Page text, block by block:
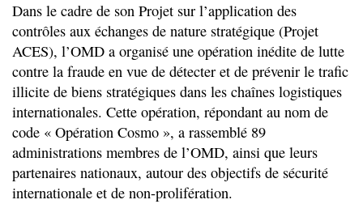
Dans le cadre de son Projet sur l’application des
contrôles aux échanges de nature stratégique (Projet
ACES), l’OMD a organisé une opération inédite de lutte
contre la fraude en vue de détecter et de prévenir le trafic
illicite de biens stratégiques dans les chaînes logistiques
internationales. Cette opération, répondant au nom de
code « Opération Cosmo », a rassemblé 89
administrations membres de l’OMD, ainsi que leurs
partenaires nationaux, autour des objectifs de sécurité
internationale et de non-prolifération.